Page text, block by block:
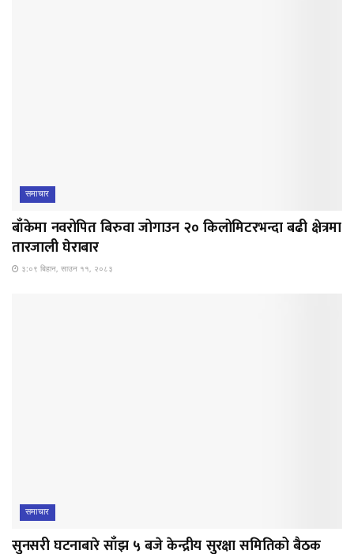
समाचार
बाँकेमा नवरोपित बिरुवा जोगाउन २० किलोमिटरभन्दा बढी क्षेत्रमा
तारजाली घेराबार
३:०९ बिहान, साउन ११, २०८३
समाचार
सुनसरी घटनाबारे साँझ ५ बजे केन्द्रीय सुरक्षा समितिको बैठक